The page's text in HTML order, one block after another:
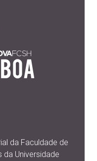
da Faculdade de
da Universidade